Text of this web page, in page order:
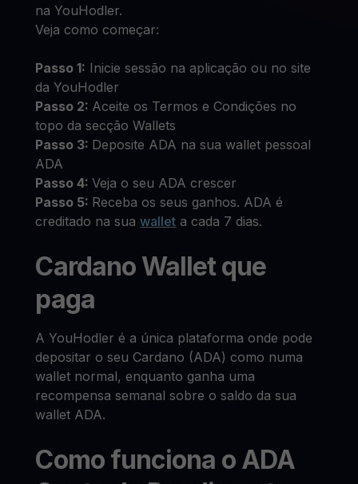
na YouHodler.
Veja como começar:
Passo 1: Inicie sessão na aplicação ou no site
da YouHodler
Passo 2: Aceite os Termos e Condições no
topo da secção Wallets
Passo 3: Deposite ADA na sua wallet pessoal
ADA
Passo 4:Veja o seu ADA crescer
Passo 5: Receba os seus ganhos. ADA é
creditado na suawallet a cada 7 dias.
Cardano Wallet que
paga
A YouHodler é a única plataforma onde pode
depositar o seu Cardano (ADA) como numa
wallet normal, enquanto ganha uma
recompensa semanal sobre o saldo da sua
wallet ADA.
Como funciona o ADA